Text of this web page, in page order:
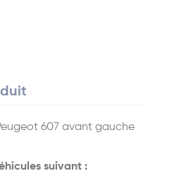
607 avant gauche
suivant :